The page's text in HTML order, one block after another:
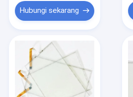
Hubungi sekarang